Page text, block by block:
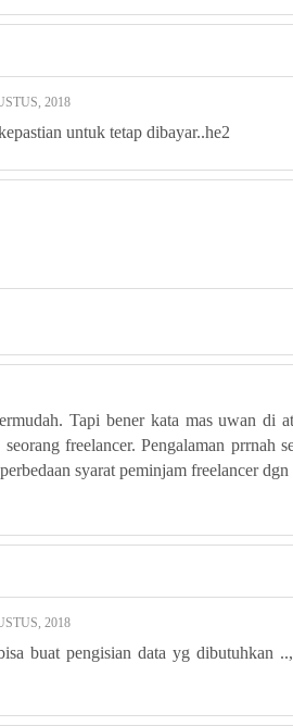
2018
untuk tetap dibayar..he2
Tapi bener kata mas uwan di
freelancer. Pengalaman prrnah
syarat peminjam freelancer
2018
buat pengisian data yg dibutuhkan ..,